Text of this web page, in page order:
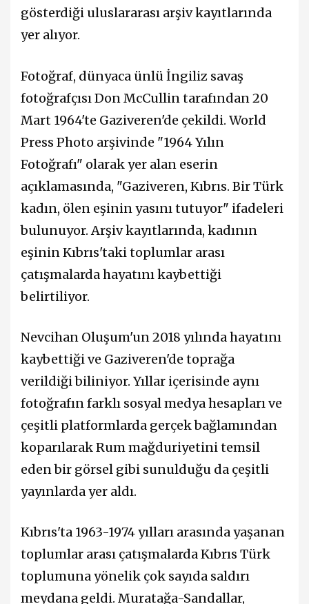
gösterdiği uluslararası arşiv kayıtlarında
yer alıyor.
Fotoğraf, dünyaca ünlü İngiliz savaş
fotoğrafçısı Don McCullin tarafından 20
Mart 1964'te Gaziveren'de çekildi. World
Press Photo arşivinde "1964 Yılın
Fotoğrafı" olarak yer alan eserin
açıklamasında, "Gaziveren, Kıbrıs. Bir Türk
kadın, ölen eşinin yasını tutuyor" ifadeleri
bulunuyor. Arşiv kayıtlarında, kadının
eşinin Kıbrıs'taki toplumlar arası
çatışmalarda hayatını kaybettiği
belirtiliyor.
Nevcihan Oluşum'un 2018 yılında hayatını
kaybettiği ve Gaziveren'de toprağa
verildiği biliniyor. Yıllar içerisinde aynı
fotoğrafın farklı sosyal medya hesapları ve
çeşitli platformlarda gerçek bağlamından
koparılarak Rum mağduriyetini temsil
eden bir görsel gibi sunulduğu da çeşitli
yayınlarda yer aldı.
Kıbrıs'ta 1963-1974 yılları arasında yaşanan
toplumlar arası çatışmalarda Kıbrıs Türk
toplumuna yönelik çok sayıda saldırı
meydana geldi. Muratağa-Sandallar,